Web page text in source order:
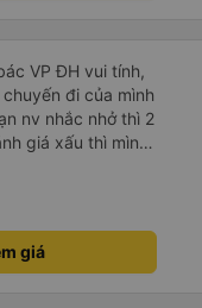
는 문화일거같구
피시구요. 다른 승
. 다만 키173 기준
해서 불만은 없었
VP ĐH vui tính,
nv nhắc nhở thì 2
giá xấu thì mình
bác nói rất to. To
Nếu bạn ấy bị trừ
trợ ạ. Số mình
giá